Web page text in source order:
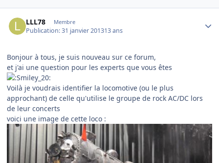
LLL78 Membre
Publication:31 janvier 201313 ans
Bonjour à tous, je suis nouveau sur ce forum,
et j'ai une question pour les experts que vous êtes
Voilà je voudrais identifier la locomotive (ou le plus
approchant) de celle qu'utilise le groupe de rock AC/DC lors
de leur concerts
voici une image de cette loco :